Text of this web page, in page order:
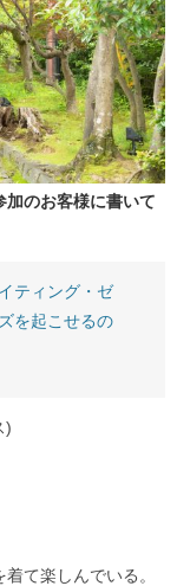
加のお客様に書いて
ティング・ゼ
を起こせるの
)
て楽しんでいる。